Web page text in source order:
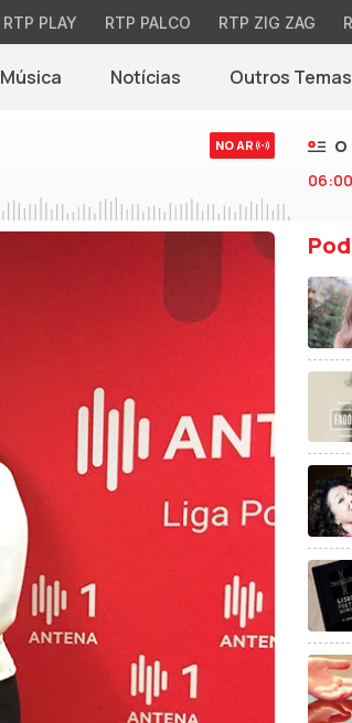
RTP PLAY RTP PALCO RTP ZIG ZAG
Música Notícias(abre em nova janela)
Outros Temas
NO AR
O
06:00